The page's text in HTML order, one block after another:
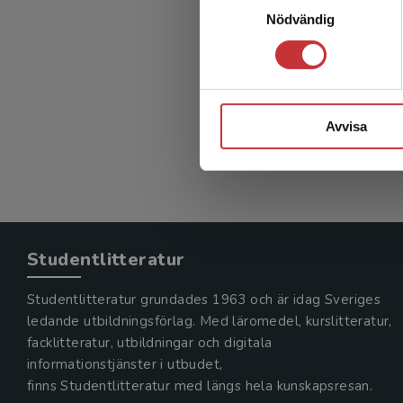
Nödvändig
Avvisa
Exkl.
Studentlitteratur
Studentlitteratur grundades 1963 och är idag Sveriges
ledande utbildningsförlag. Med läromedel, kurslitteratur,
facklitteratur, utbildningar och digitala
informationstjänster i utbudet,
finns Studentlitteratur med längs hela kunskapsresan.